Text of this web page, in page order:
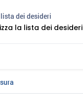
dei desideri
la lista dei desideri